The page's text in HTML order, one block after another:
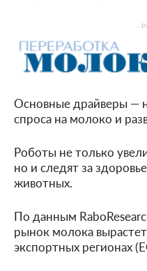
-
Основные драйверы —
спроса на молоко и
Роботы не только
но и следят за
животных.
По данным
рынок молока
экспортных регионах